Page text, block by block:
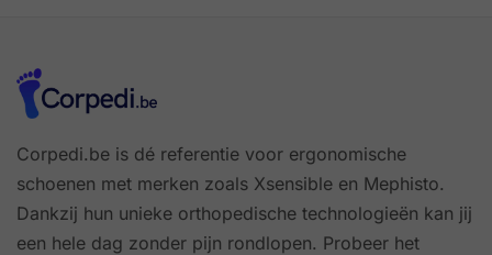
Corpedi.be is dé referentie voor ergonomische
schoenen met merken zoals Xsensible en Mephisto.
Dankzij hun unieke orthopedische technologieën kan jij
een hele dag zonder pijn rondlopen. Probeer het